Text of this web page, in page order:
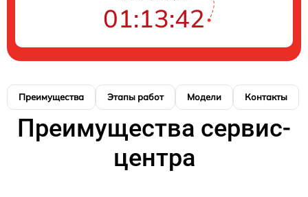
01:13:40
Преимущества Этапы работ Модели Контакты
Преимущества сервис-
центра